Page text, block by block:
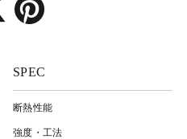
SPEC
断熱性能
強度・工法